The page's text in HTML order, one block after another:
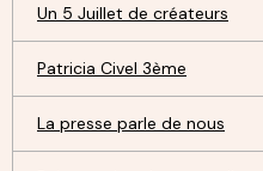
Un 5 Juillet de créateurs
Patricia Civel 3ème
La presse parle de nous